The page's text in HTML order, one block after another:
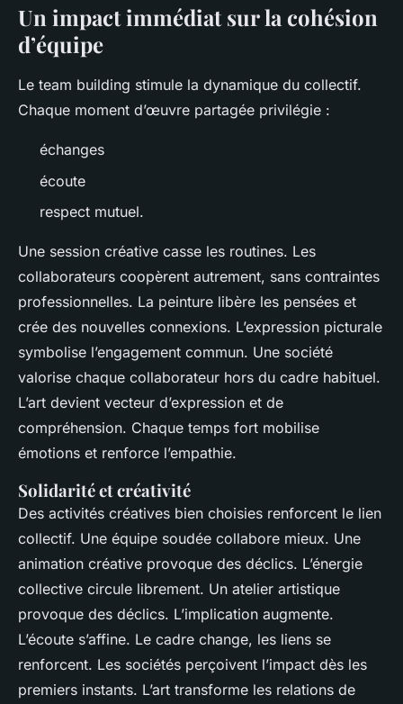
Un impact immédiat sur la cohésion
d’équipe
Le team building stimule la dynamique du collectif.
Chaque moment d’œuvre partagée privilégie :
échanges
écoute
respect mutuel.
Une session créative casse les routines. Les
collaborateurs coopèrent autrement, sans contraintes
professionnelles. La peinture libère les pensées et
crée des nouvelles connexions. L’expression picturale
symbolise l’engagement commun. Une société
valorise chaque collaborateur hors du cadre habituel.
L’art devient vecteur d’expression et de
compréhension. Chaque temps fort mobilise
émotions et renforce l’empathie.
Solidarité et créativité
Des activités créatives bien choisies renforcent le lien
collectif. Une équipe soudée collabore mieux. Une
animation créative provoque des déclics. L’énergie
collective circule librement. Un atelier artistique
provoque des déclics. L’implication augmente.
L’écoute s’affine. Le cadre change, les liens se
renforcent. Les sociétés perçoivent l’impact dès les
premiers instants. L’art transforme les relations de